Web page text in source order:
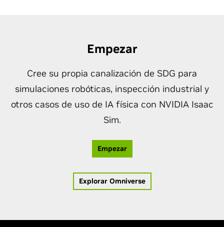
Empezar
Cree su propia canalización de SDG para
simulaciones robóticas, inspección industrial y
otros casos de uso de IA física con NVIDIA Isaac
Sim.
Empezar
Explorar Omniverse